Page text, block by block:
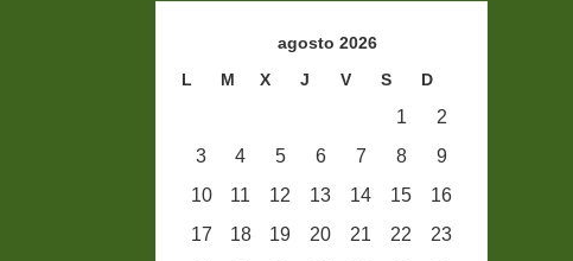
agosto 2026
L
M X J V S D
1
2
3
4 5 6 7 8
9
10
11 12 13 14 15
16
17
18 19 20 21 22
23